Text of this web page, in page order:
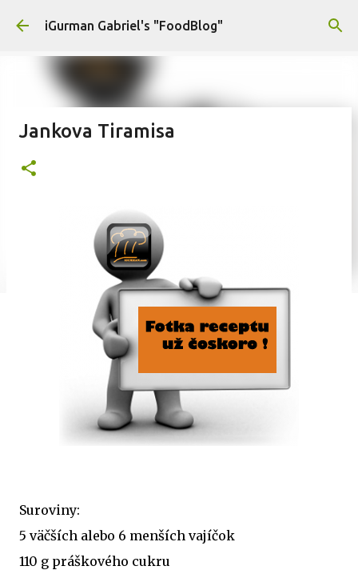
Preskočiť na hlavný obsah
iGurman Gabriel's "FoodBlog"
Jankova Tiramisa
Suroviny:
5 väčších alebo 6 menších vajíčok
110 g práškového cukru